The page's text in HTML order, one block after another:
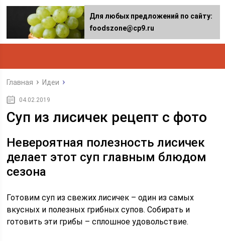
Главная Идеи
04.02.2019
Суп из лисичек рецепт с фото
Невероятная полезность лисичек
делает этот суп главным блюдом
сезона
Готовим суп из свежих лисичек – один из самых
вкусных и полезных грибных супов. Собирать и
готовить эти грибы – сплошное удовольствие.
Для любых предложений по сайту:
foodszone@cp9.ru